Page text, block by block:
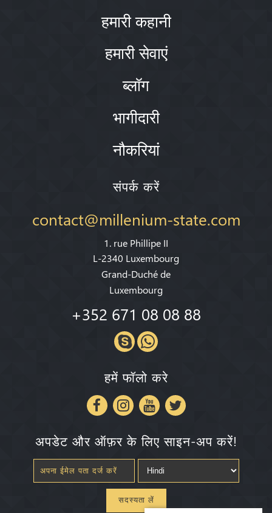
हमारी कहानी
हमारी सेवाएं
ब्लॉग
भागीदारी
नौकरियां
संपर्क करें
contact@millenium-state.com
1. rue Phillipe II
L-2340 Luxembourg
Grand-Duché de
Luxembourg
+352 671 08 08 88
हमें फॉलो करे
अपडेट और ऑफ़र के लिए साइन-अप करें!
सदस्यता लें